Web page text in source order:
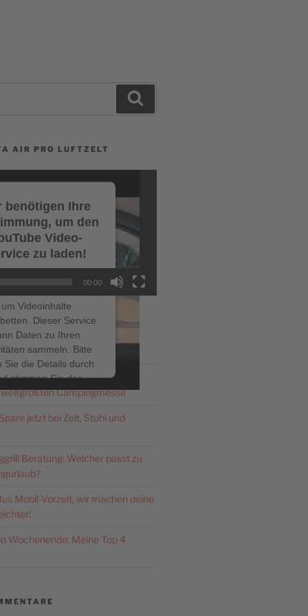
AIR PRO LUFTZELT
benötigen Ihre
um den
Video-
zu laden!
um Videoinhalte
Dieser Service
Daten zu Ihren
sammeln. Bitte
Sie die Details durch
stimmen Sie der
des Service zu, um
Akzeptieren
Usercentrics
Management
&eRecht24
00:00
2026: Zeldi.de – dein
Campingmesse
jetzt bei Zelt, Stuhl und
Beratung: Welcher passt zu
Mobil-Vorzelt, wir machen deine
Wochenende: Meine Top 4